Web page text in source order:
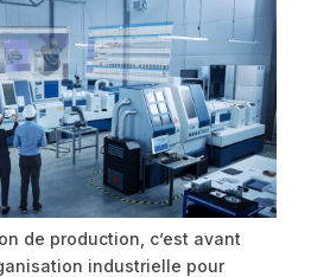
de production, c’est avant
industrielle pour